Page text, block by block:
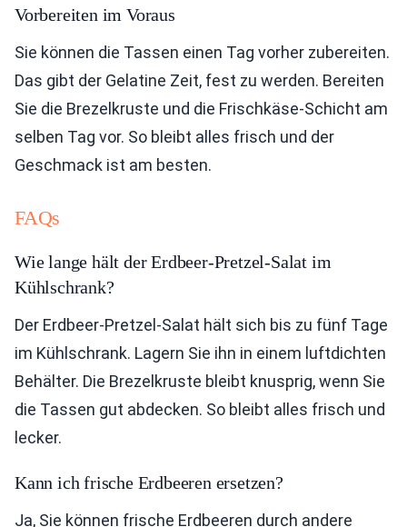
Vorbereiten im Voraus
Sie können die Tassen einen Tag vorher zubereiten.
Das gibt der Gelatine Zeit, fest zu werden. Bereiten
Sie die Brezelkruste und die Frischkäse-Schicht am
selben Tag vor. So bleibt alles frisch und der
Geschmack ist am besten.
FAQs
Wie lange hält der Erdbeer-Pretzel-Salat im
Kühlschrank?
Der Erdbeer-Pretzel-Salat hält sich bis zu fünf Tage
im Kühlschrank. Lagern Sie ihn in einem luftdichten
Behälter. Die Brezelkruste bleibt knusprig, wenn Sie
die Tassen gut abdecken. So bleibt alles frisch und
lecker.
Kann ich frische Erdbeeren ersetzen?
Ja, Sie können frische Erdbeeren durch andere